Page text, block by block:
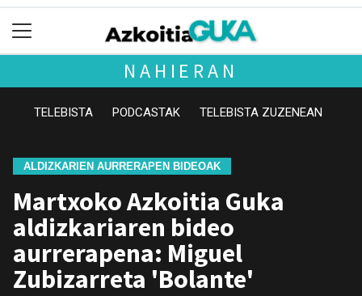
NAHIERAN
TELEBISTA PODCASTAK TELEBISTA ZUZENEAN
ALDIZKARIEN AURRERAPEN BIDEOAK
Martxoko Azkoitia Guka
aldizkariaren bideo
aurrerapena: Miguel
Zubizarreta 'Bolante'